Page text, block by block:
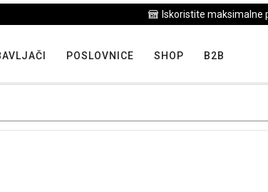
popuste proizvoda u "Hit tjedna"
POSLOVNICE SHOP B2B